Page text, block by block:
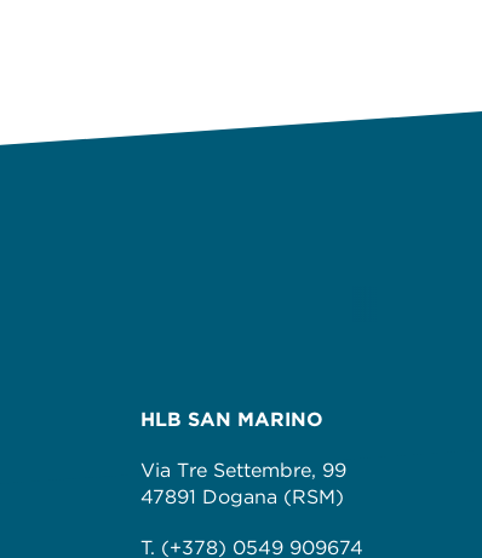
HLB SAN MARINO
Via Tre Settembre, 99
47891 Dogana (RSM)
T. (+378) 0549 909674